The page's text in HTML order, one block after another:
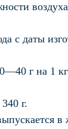
с даты
г на 1
г.
в